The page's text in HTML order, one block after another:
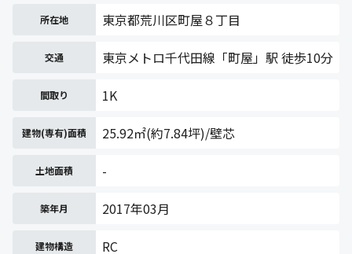
所在地 東京都荒川区町屋８丁目
交通 東京メトロ千代田線「町屋」駅 徒歩10分
間取り 1K
建物(専有)面積 25.92㎡(約7.84坪)/壁芯
土地面積 -
築年月 2017年03月
建物構造 RC